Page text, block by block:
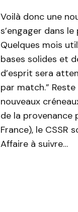
Voilà donc une
s’engager dans
Quelques mois
bases solides et
d’esprit sera
par match.”
nouveaux
de la provenance
France), le
Affaire à suivre…